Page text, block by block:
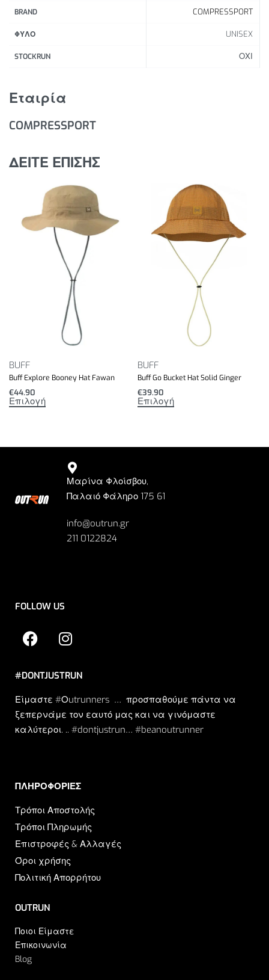
Απορροφά τον ιδρώτα για μέγιστη άνεση χωρίς
Φαρδύ πλέγμα είναι ελαστικό για μια άνετη,
προσαρμοσμένη εφαρμογή.
BRAND COMPRESSPORT
ΦΥΛΟ UNISEX
STOCKRUN ΟΧΙ
Εταιρία
COMPRESSPORT
ΔΕΙΤΕ ΕΠΙΣΗΣ
BUFF
Buff Explore Booney Hat Fawan
€44.90
Επιλογή
BUFF
Buff Go Bucket Hat Solid Ginger
€39.90
Επιλογή
Μαρίνα Φλοίσβου,
Παλαιό Φάληρο 175 61
info@outrun.gr
211 0122824
FOLLOW US
#DONTJUSTRUN
Είμαστε #Οutrunners … προσπαθούμε πάντα να
ξεπερνάμε τον εαυτό μας και να γινόμαστε
καλύτεροι. .. #dontjustrun… #beanoutrunner
ΠΛΗΡΟΦΟΡΙΕΣ​
Τρόποι Αποστολής
Τρόποι Πληρωμής
Επιστροφές & Αλλαγές
Όροι χρήσης
Πολιτική Απορρήτου
OUTRUN
Ποιοι Είμαστε
Επικοινωνία
Blog